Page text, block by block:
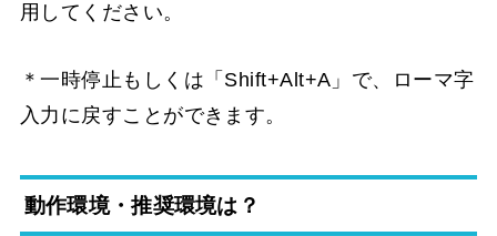
用してください。
＊一時停止もしくは「Shift+Alt+A」で、ローマ字
入力に戻すことができます。
動作環境・推奨環境は？